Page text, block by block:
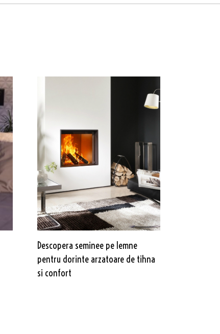
Descopera seminee pe lemne
pentru dorinte arzatoare de tihna
si confort